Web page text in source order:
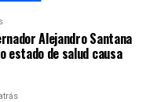
Alejandro Santana
estado de salud causa